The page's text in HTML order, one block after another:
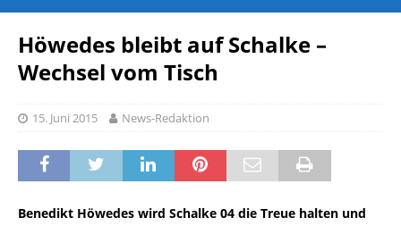
Höwedes bleibt auf Schalke –
Wechsel vom Tisch
15. Juni 2015 News-Redaktion
Benedikt Höwedes wird Schalke 04 die Treue halten und